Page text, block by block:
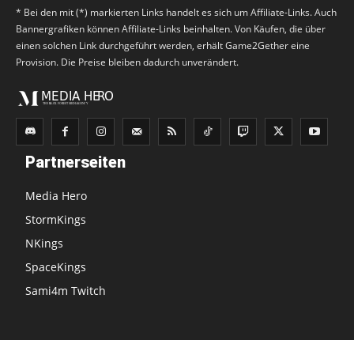
* Bei den mit (*) markierten Links handelt es sich um Affiliate-Links. Auch
Bannergrafiken können Affiliate-Links beinhalten. Von Käufen, die über
einen solchen Link durchgeführt werden, erhält Game2Gether eine
Provision. Die Preise bleiben dadurch unverändert.
Partnerseiten
Media Hero
StormKings
NKings
SpaceKings
Sami4m Twitch